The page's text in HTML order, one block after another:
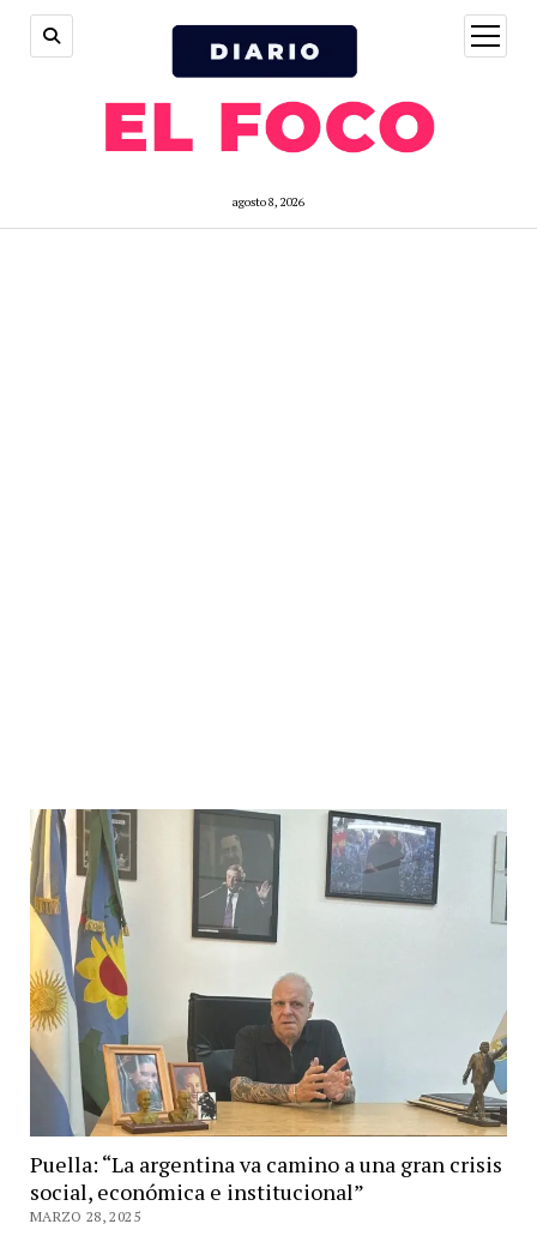
agosto 8, 2026
open
menu
Puella: “La argentina va camino a una gran crisis
social, económica e institucional”
MARZO 28, 2025